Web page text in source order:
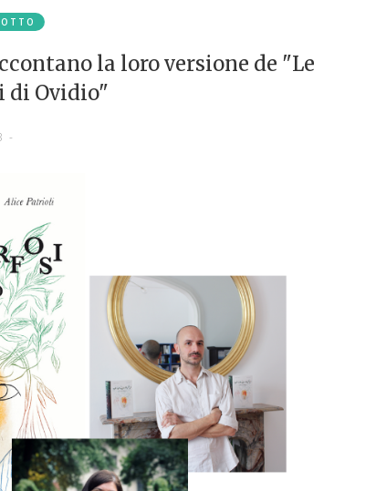
la loro versione de "Le
di Ovidio"
-